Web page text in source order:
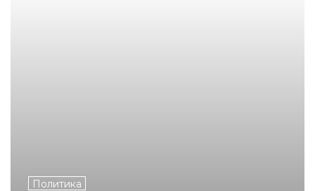
Политика